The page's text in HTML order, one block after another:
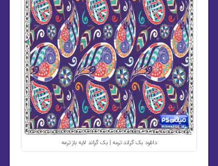
دانلود بک گراند ترمه | بک گراند لایه باز ترمه